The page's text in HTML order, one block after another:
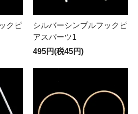
クピ
シルバーシンプルフックピ
アスパーツ1
495円(税45円)